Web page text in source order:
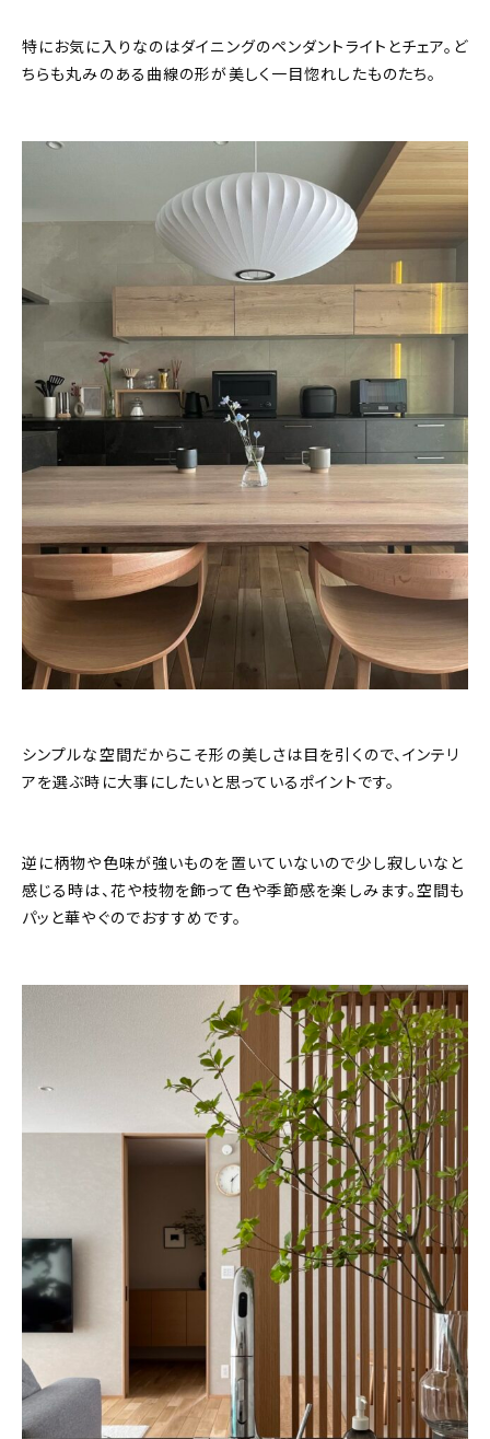
特にお気に入りなのはダイニングのペンダントライトとチェア。ど
ちらも丸みのある曲線の形が美しく一目惚れしたものたち。
シンプルな空間だからこそ形の美しさは目を引くので、インテリ
アを選ぶ時に大事にしたいと思っているポイントです。
逆に柄物や色味が強いものを置いていないので少し寂しいなと
感じる時は、花や枝物を飾って色や季節感を楽しみます。空間も
パッと華やぐのでおすすめです。